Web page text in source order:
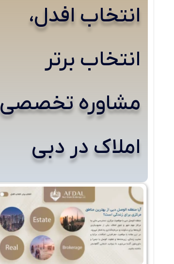
انتخاب افدل،
انتخاب برتر
مشاوره تخصصی
املاک در دبی